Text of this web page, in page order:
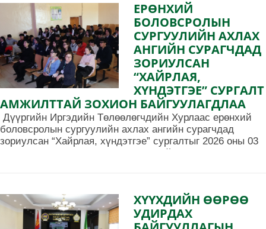
ЕРӨНХИЙ
БОЛОВСРОЛЫН
СУРГУУЛИЙН АХЛАХ
АНГИЙН СУРАГЧДАД
ЗОРИУЛСАН
“ХАЙРЛАЯ,
ХҮНДЭТГЭЕ” СУРГАЛТ
АМЖИЛТТАЙ ЗОХИОН БАЙГУУЛАГДЛАА
Дүүргийн Иргэдийн Төлөөлөгчдийн Хурлаас ерөнхий
боловсролын сургуулийн ахлах ангийн сурагчдад
зориулсан “Хайрлая, хүндэтгэе” сургалтыг 2026 оны 03
дугаар сарын 26-ны өдөр амжилттай зохион
ХҮҮХДИЙН ӨӨРӨӨ
УДИРДАХ